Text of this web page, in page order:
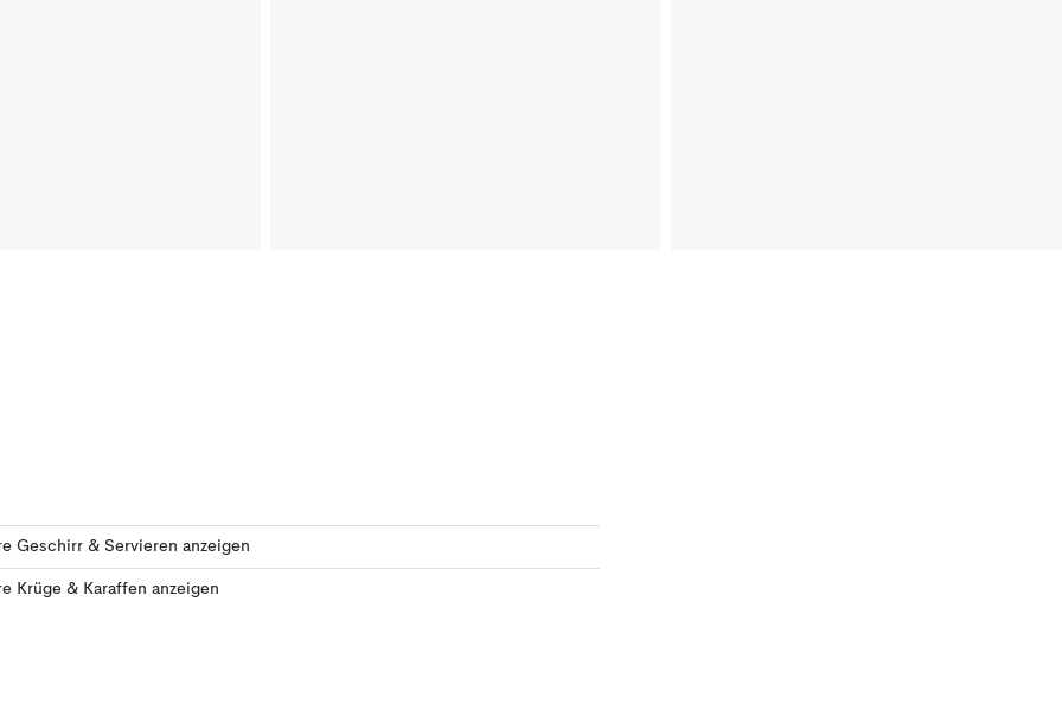
Geschirr & Servieren anzeigen
Krüge & Karaffen anzeigen